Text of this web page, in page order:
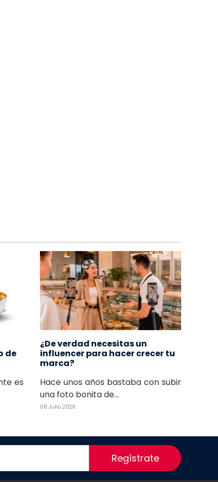
de
es
¿De verdad necesitas un
influencer para hacer crecer tu
marca?
Hace unos años bastaba con subir
una foto bonita de...
08 Julio 2026
Regístrate